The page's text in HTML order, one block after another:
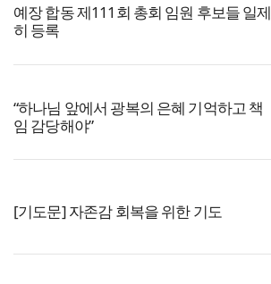
예장 합동 제111회 총회 임원 후보들 일제
히 등록
“하나님 앞에서 광복의 은혜 기억하고 책
임 감당해야”
[기도문] 자존감 회복을 위한 기도